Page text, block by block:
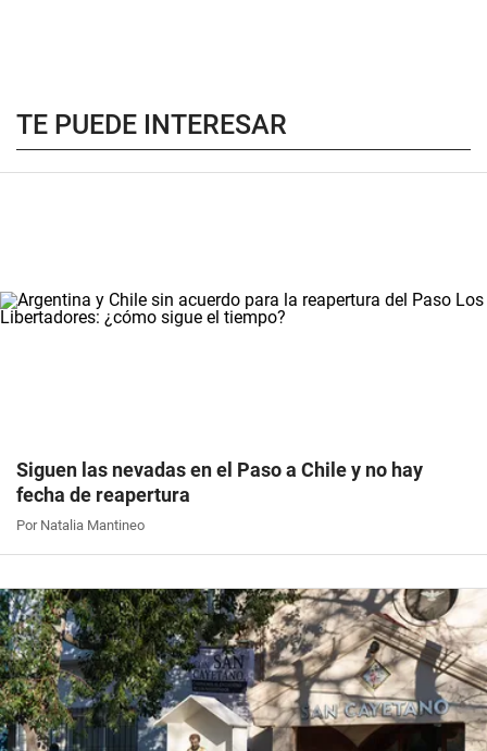
TE PUEDE INTERESAR
Siguen las nevadas en el Paso a Chile y no hay
fecha de reapertura
Por Natalia Mantineo